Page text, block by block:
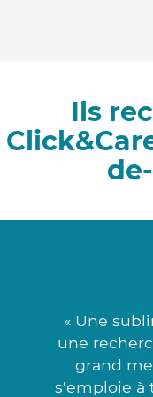
Ils
« Une
une
grand
s'emploie à